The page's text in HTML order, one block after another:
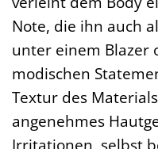
Note, die ihn auch
unter einem Blazer
modischen
Textur des
angenehmes
Irritationen, selbst